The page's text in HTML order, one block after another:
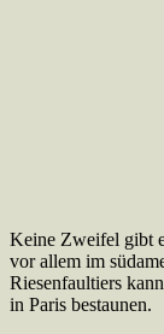
Keine Zweifel gibt
vor allem im
Riesenfaultiers
in Paris bestaunen.